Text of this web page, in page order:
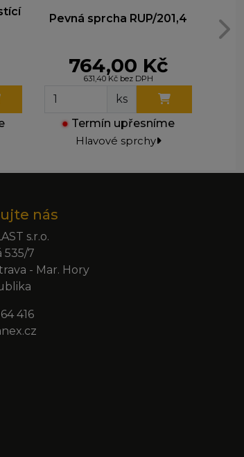
Pevná sprcha RUP/201,4
764,00 Kč
631,40 Kč bez DPH
ks
● Termín upřesníme
Hlavové sprchy
nás
s.r.o.
535/7
- Mar. Hory
416